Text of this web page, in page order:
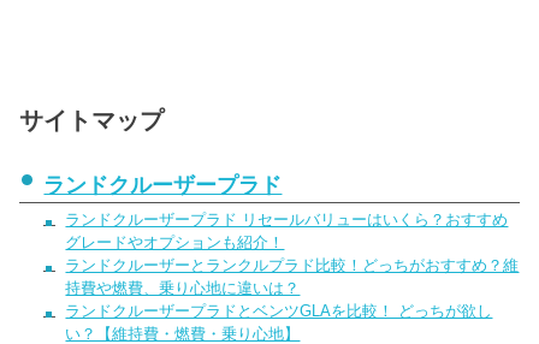
サイトマップ
ランドクルーザープラド
ランドクルーザープラド リセールバリューはいくら？おすすめ
グレードやオプションも紹介！
ランドクルーザーとランクルプラド比較！どっちがおすすめ？維
持費や燃費、乗り心地に違いは？
ランドクルーザープラドとベンツGLAを比較！ どっちが欲し
い？【維持費・燃費・乗り心地】